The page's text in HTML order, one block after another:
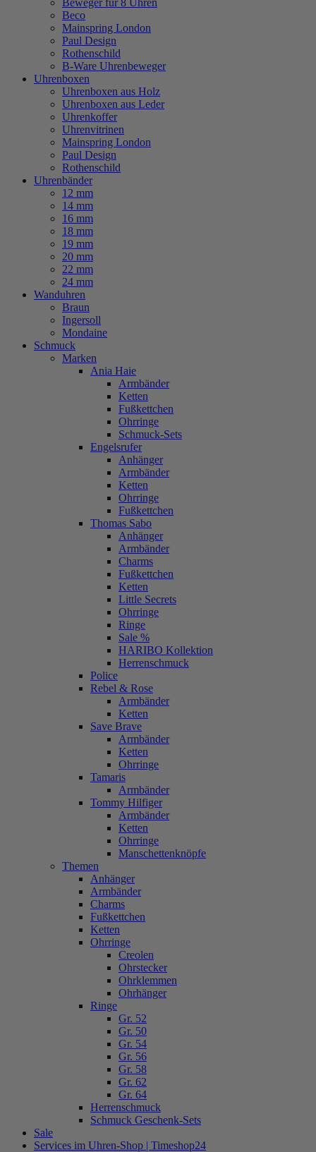
Beweger für 8 Uhren
Beco
Mainspring London
Paul Design
Rothenschild
B-Ware Uhrenbeweger
Uhrenboxen
Uhrenboxen aus Holz
Uhrenboxen aus Leder
Uhrenkoffer
Uhrenvitrinen
Mainspring London
Paul Design
Rothenschild
Uhrenbänder
12 mm
14 mm
16 mm
18 mm
19 mm
20 mm
22 mm
24 mm
Wanduhren
Braun
Ingersoll
Mondaine
Schmuck
Marken
Ania Haie
Armbänder
Ketten
Fußkettchen
Ohrringe
Schmuck-Sets
Engelsrufer
Anhänger
Armbänder
Ketten
Ohrringe
Fußkettchen
Thomas Sabo
Anhänger
Armbänder
Charms
Fußkettchen
Ketten
Little Secrets
Ohrringe
Ringe
Sale %
HARIBO Kollektion
Herrenschmuck
Police
Rebel & Rose
Armbänder
Ketten
Save Brave
Armbänder
Ketten
Ohrringe
Tamaris
Armbänder
Tommy Hilfiger
Armbänder
Ketten
Ohrringe
Manschettenknöpfe
Themen
Anhänger
Armbänder
Charms
Fußkettchen
Ketten
Ohrringe
Creolen
Ohrstecker
Ohrklemmen
Ohrhänger
Ringe
Gr. 52
Gr. 50
Gr. 54
Gr. 56
Gr. 58
Gr. 62
Gr. 64
Herrenschmuck
Schmuck Geschenk-Sets
Sale
Services im Uhren-Shop | Timeshop24